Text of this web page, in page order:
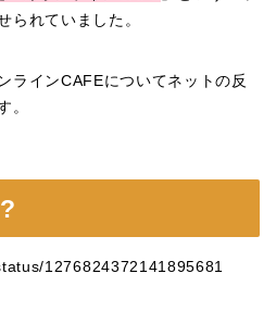
られていました。
ラインCAFEについてネットの反
。
1276824372141895681